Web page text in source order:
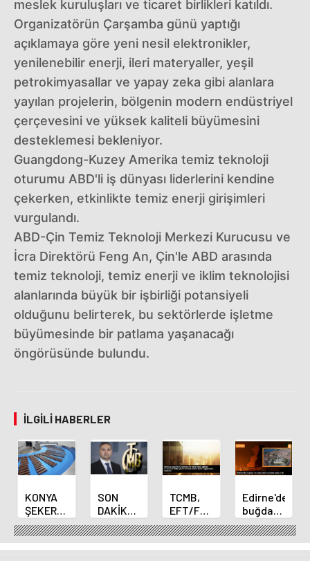
meslek kuruluşları ve ticaret birlikleri katıldı.
Organizatörün Çarşamba günü yaptığı
açıklamaya göre yeni nesil elektronikler,
yenilenebilir enerji, ileri materyaller, yeşil
petrokimyasallar ve yapay zeka gibi alanlara
yayılan projelerin, bölgenin modern endüstriyel
çerçevesini ve yüksek kaliteli büyümesini
desteklemesi bekleniyor.
Guangdong-Kuzey Amerika temiz teknoloji
oturumu ABD'li iş dünyası liderlerini kendine
çekerken, etkinlikte temiz enerji girişimleri
vurgulandı.
ABD-Çin Temiz Teknoloji Merkezi Kurucusu ve
İcra Direktörü Feng An, Çin'le ABD arasında
temiz teknoloji, temiz enerji ve iklim teknolojisi
alanlarında büyük bir işbirliği potansiyeli
olduğunu belirterek, bu sektörlerde işletme
büyümesinde bir patlama yaşanacağı
öngörüsünde bulundu.
İLGILI HABERLER
KONYA
ŞEKER
YILLIK 7
BİN 500
TON
SON
DAKİKA
HABERİ:
Yeni
Merkez
TCMB,
EFT/FAST
işlemleri
için
fazla
Edirne'de
buğday
ve arpa
ekim
sezonu